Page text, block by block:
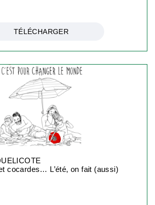
TÉLÉCHARGER
cocardes… L’été, on fait (aussi)